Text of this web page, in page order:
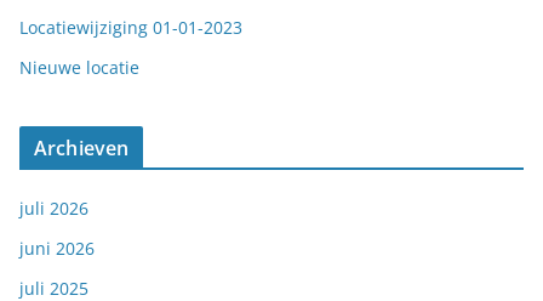
Locatiewijziging 01-01-2023
Nieuwe locatie
Archieven
juli 2026
juni 2026
juli 2025